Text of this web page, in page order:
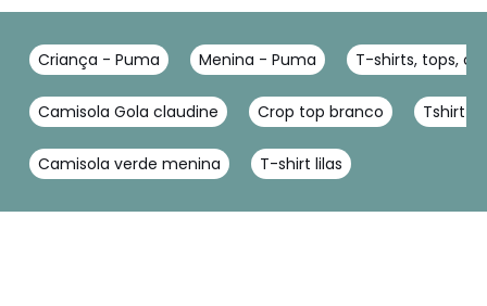
Criança - Puma Menina - Puma T-shirts, tops,
Camisola Gola claudine Crop top branco Tshirt
Camisola verde menina T-shirt lilas